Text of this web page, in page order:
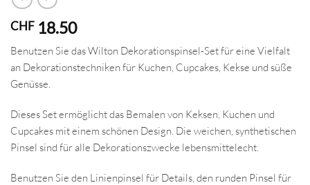
CHF 18.50
Benutzen Sie das Wilton Dekorationspinsel-Set für eine Vielfalt
an Dekorationstechniken für Kuchen, Cupcakes, Kekse und süße
Genüsse.
Dieses Set ermöglicht das Bemalen von Keksen, Kuchen und
Cupcakes mit einem schönen Design. Die weichen, synthetischen
Pinsel sind für alle Dekorationszwecke lebensmittelecht.
Benutzen Sie den Linienpinsel für Details, den runden Pinsel für